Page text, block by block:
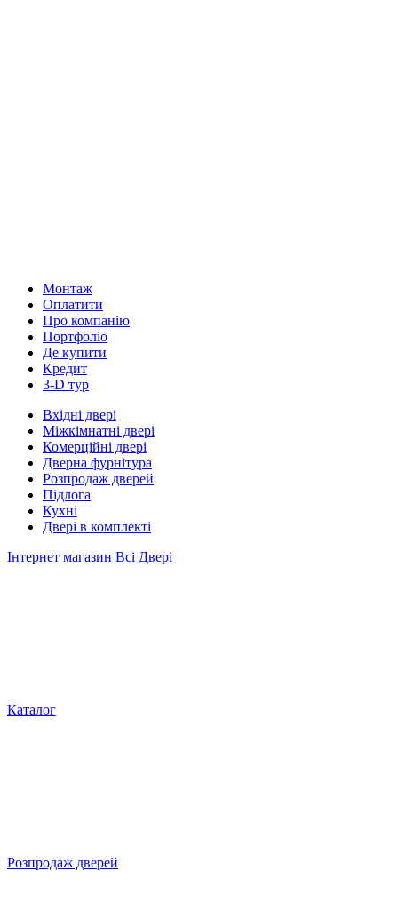
Монтаж
Оплатити
Про компанію
Портфоліо
Де купити
Кредит
3-D тур
Вхідні двері
Міжкімнатні двері
Комерційні двері
Дверна фурнітура
Розпродаж дверей
Підлога
Кухні
Двері в комплекті
Інтернет магазин Всі Двері
Каталог
Розпродаж дверей